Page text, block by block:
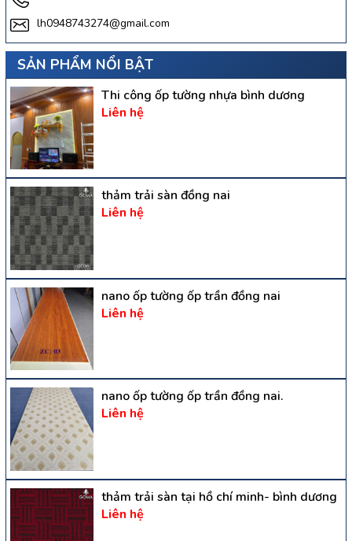
lh0948743274@gmail.com
SẢN PHẨM NỔI BẬT
Thi công ốp tường nhựa bình dương
Liên hệ
thảm trải sàn đồng nai
Liên hệ
nano ốp tường ốp trần đồng nai
Liên hệ
nano ốp tường ốp trần đồng nai.
Liên hệ
thảm trải sàn tại hồ chí minh- bình dương
Liên hệ